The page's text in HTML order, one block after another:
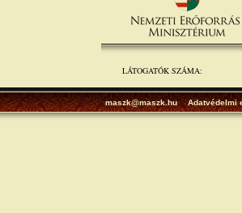
LÁTOGATÓK SZÁMA:
maszk@maszk.hu Adatvédelmi